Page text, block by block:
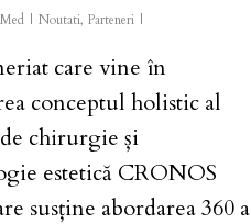
Noutati, Parteneri
care vine în
conceptul holistic al
chirurgie și
estetică CRONOS
susține abordarea 360 a